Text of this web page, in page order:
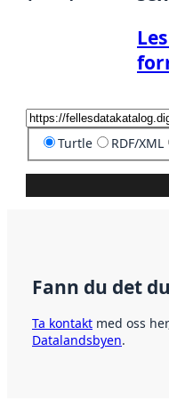
Turtle RDF/XML
Fann du det
Ta kontakt med oss
Datalandsbyen.